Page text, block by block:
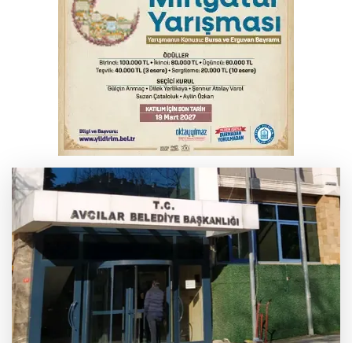
Bursa’da bugün hava nasıl olacak?
Osmangazi’de iş arayanlara destek
TOFAŞ Basketbol'da sağlık kontrolleri
başladı